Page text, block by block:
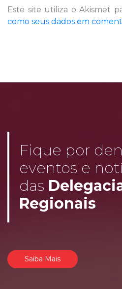
Este site utiliza o Akismet
como seus dados em
Fique por
eventos e
das
Regionais
Saiba Mais